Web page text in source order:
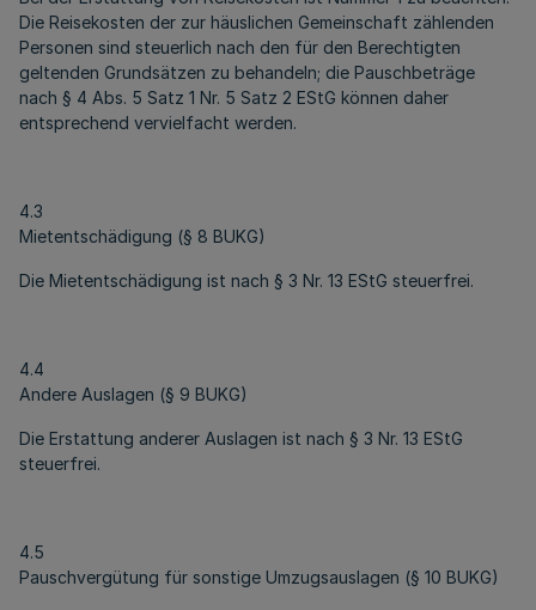
Die Reisekosten der zur häuslichen Gemeinschaft zählenden
Personen sind steuerlich nach den für den Berechtigten
geltenden Grundsätzen zu behandeln; die Pauschbeträge
nach § 4 Abs. 5 Satz 1 Nr. 5 Satz 2 EStG können daher
entsprechend vervielfacht werden.
4.3
Mietentschädigung (§ 8 BUKG)
Die Mietentschädigung ist nach § 3 Nr. 13 EStG steuerfrei.
4.4
Andere Auslagen (§ 9 BUKG)
Die Erstattung anderer Auslagen ist nach § 3 Nr. 13 EStG
steuerfrei.
4.5
Pauschvergütung für sonstige Umzugsauslagen (§ 10 BUKG)